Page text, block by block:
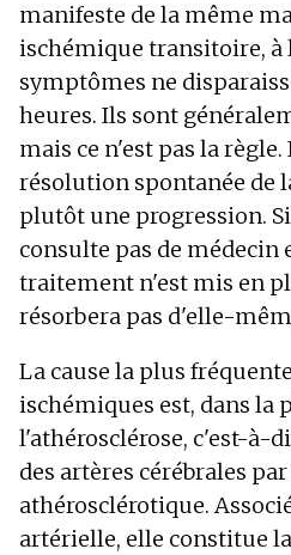
manifeste de la même
ischémique transitoire, à
symptômes ne
heures. Ils sont
mais ce n'est pas la règle.
résolution spontanée de
plutôt une progression.
consulte pas de médecin
traitement n'est mis en
résorbera pas d'elle-
La cause la plus
ischémiques est, dans la
l'athérosclérose, c'est-à-
des artères cérébrales
athérosclérotique.
artérielle, elle constitue